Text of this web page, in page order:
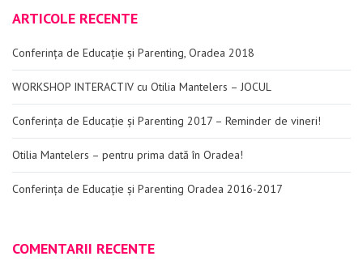
ARTICOLE RECENTE
Conferința de Educație și Parenting, Oradea 2018
WORKSHOP INTERACTIV cu Otilia Mantelers – JOCUL
Conferința de Educație și Parenting 2017 – Reminder de vineri!
Otilia Mantelers – pentru prima dată în Oradea!
Conferința de Educație și Parenting Oradea 2016-2017
COMENTARII RECENTE